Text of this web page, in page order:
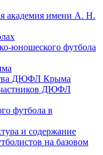
академия имени А. Н.
юношеского футбола
ДЮФЛ Крыма
ДЮФЛ
футбола в
и содержание
на базовом